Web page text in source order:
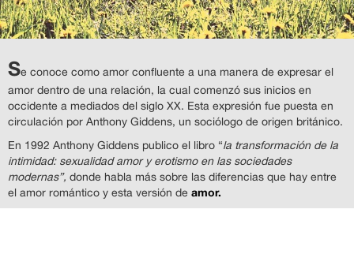
Se conoce como amor confluente a una manera de expresar el
amor dentro de una relación, la cual comenzó sus inicios en
occidente a mediados del siglo XX. Esta expresión fue puesta en
circulación por Anthony Giddens, un sociólogo de origen británico.
En 1992 Anthony Giddens publico el libro “la transformación de la
intimidad: sexualidad amor y erotismo en las sociedades
modernas”, donde habla más sobre las diferencias que hay entre
el amor romántico y esta versión de amor.